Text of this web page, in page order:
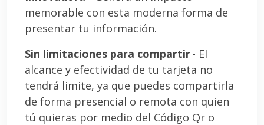
memorable con esta moderna forma de
presentar tu información.
Sin limitaciones para compartir- El
alcance y efectividad de tu tarjeta no
tendrá limite, ya que puedes compartirla
de forma presencial o remota con quien
tú quieras por medio del Código Qr o